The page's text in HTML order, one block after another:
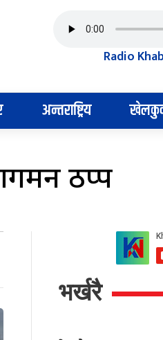
Radio
अन्तराष्ट्रिय
ठप्प
भर्खरै